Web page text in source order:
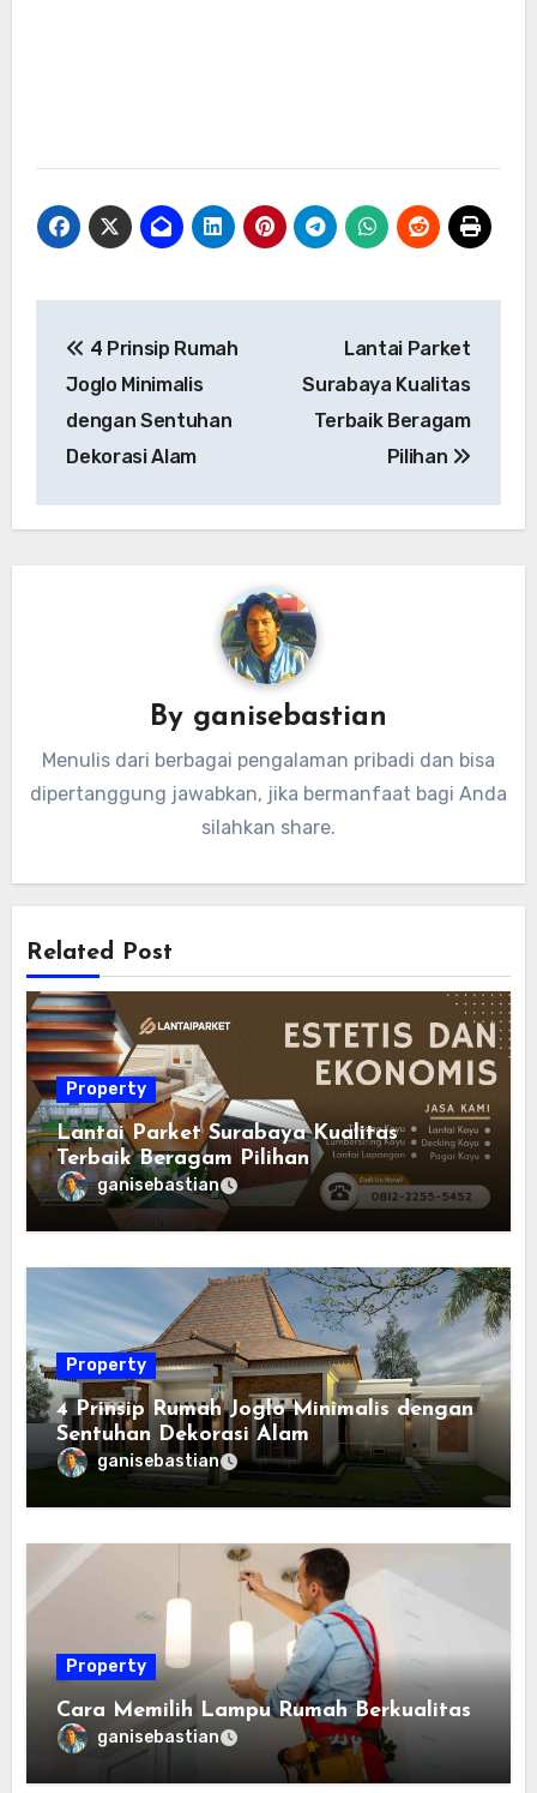
pos
4 Prinsip Rumah
Joglo Minimalis
dengan Sentuhan
Dekorasi Alam
Lantai Parket
Surabaya Kualitas
Terbaik Beragam
Pilihan
By ganisebastian
Menulis dari berbagai pengalaman pribadi dan bisa
dipertanggung jawabkan, jika bermanfaat bagi Anda
silahkan share.
Related Post
Property
Lantai Parket Surabaya Kualitas
Terbaik Beragam Pilihan
ganisebastian
Property
4 Prinsip Rumah Joglo Minimalis dengan
Sentuhan Dekorasi Alam
ganisebastian
Property
Cara Memilih Lampu Rumah Berkualitas
ganisebastian